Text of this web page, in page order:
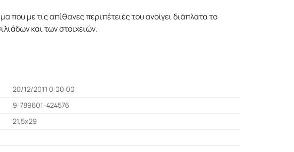
µε τις απίθανες περιπέτειές του ανοίγει διάπλατα το
και των στοιχειών.
20/12/2011 0:00:00
9-789601-424576
21,5x29